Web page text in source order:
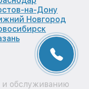
на-Дону
Новгород
и обслуживанию